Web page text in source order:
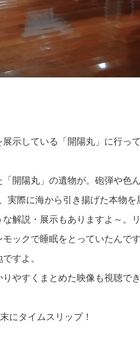
示している「開陽丸」に行っ
開陽丸」の遺物が。砲弾や色
実際に海から引き揚げた本物を
解説・展示もありますよ～。
ックで睡眠をとっていたんで
すよ。
やすくまとめた映像も視聴で
にタイムスリップ！